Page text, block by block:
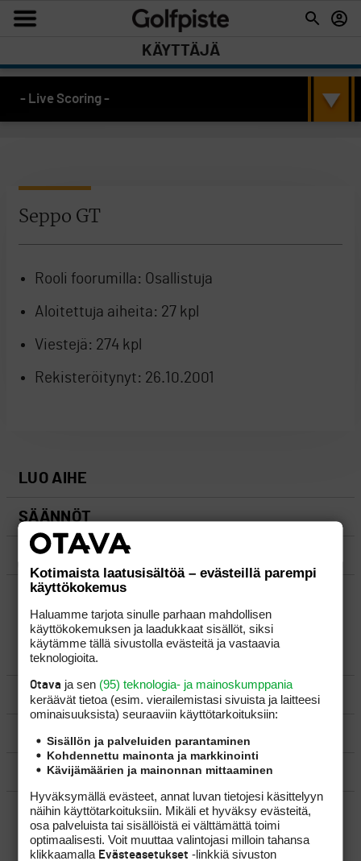
KÄYTTÄJÄ
- Live Scoring -
Seppo GT
Rooli foorumilla: Osallistuja
Aloitettuja aiheita: 27 kpl
Viestejä: 274 kpl
Rekisteröitynyt: 26.10.2001
LUO AIHE
SÄÄNNÖT
OHJEET
UUSIMMAT VIESTIKETJUT
YLEISTÄ
VÄLINEET
MATKAILU
KILPAGOLF & HARJOITTELU
SÄÄNNÖT
Kotimaista laatusisältöä – evästeillä parempi
käyttökokemus
Haluamme tarjota sinulle parhaan mahdollisen
käyttökokemuksen ja laadukkaat sisällöt, siksi
käytämme tällä sivustolla evästeitä ja vastaavia
teknologioita.
Otava ja sen (95) teknologia- ja mainoskumppania
keräävät tietoa (esim. vierailemis­tasi sivuista ja laitteesi
ominaisuuk­sista) seuraaviin käyttötarkoituksiin:
Sisällön ja palveluiden parantaminen
Kohdennettu mainonta ja markkinointi
Kävijämäärien ja mainonnan mittaaminen
Hyväksymällä evästeet, annat luvan tietojesi käsittelyyn
näihin käyttötarkoituksiin. Mikäli et hyväksy evästeitä,
osa palveluista tai sisällöistä ei välttämättä toimi
optimaalisesti. Voit muuttaa valintojasi milloin tahansa
klikkaamalla Evästeasetukset -linkkiä sivuston